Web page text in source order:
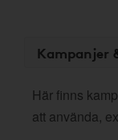
Kampanjer
Här finns
att använda,